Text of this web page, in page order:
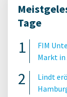
Tage
FIM
Markt
Lindt